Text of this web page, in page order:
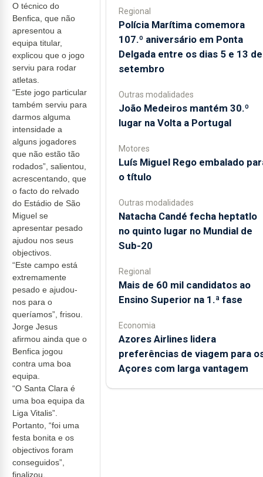
O técnico do
Benfica, que não
apresentou a
equipa titular,
explicou que o jogo
serviu para rodar
atletas.
“Este jogo particular
também serviu para
darmos alguma
intensidade a
alguns jogadores
que não estão tão
rodados”, salientou,
acrescentando, que
o facto do relvado
do Estádio de São
Miguel se
apresentar pesado
ajudou nos seus
objectivos.
“Este campo está
extremamente
pesado e ajudou-
nos para o
queríamos”, frisou.
Jorge Jesus
afirmou ainda que o
Benfica jogou
contra uma boa
equipa.
“O Santa Clara é
uma boa equipa da
Liga Vitalis”.
Portanto, “foi uma
festa bonita e os
objectivos foram
conseguidos”,
finalizou.
Regional
Polícia Marítima comemora
107.º aniversário em Ponta
Delgada entre os dias 5 e 13 de
setembro
Outras modalidades
João Medeiros mantém 30.º
lugar na Volta a Portugal
Motores
Luís Miguel Rego embalado
o título
Outras modalidades
Natacha Candé fecha heptatlo
no quinto lugar no Mundial de
Sub-20
Regional
Mais de 60 mil candidatos ao
Ensino Superior na 1.ª fase
Economia
Azores Airlines lidera
preferências de viagem para
Açores com larga vantagem